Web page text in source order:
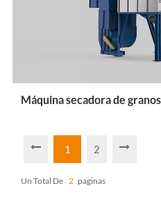
Máquina secadora de
1 2
Un Total De 2 Paginas